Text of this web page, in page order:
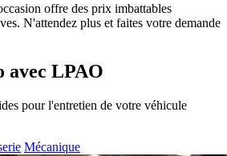
offre des prix imbattables
N'attendez plus et faites votre demande
avec LPAO
pour l'entretien de votre véhicule
Mécanique